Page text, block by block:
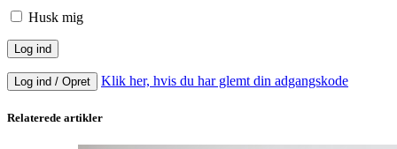
Husk mig
Log ind / Opret Klik her, hvis du har glemt din adgangskode
Relaterede artikler